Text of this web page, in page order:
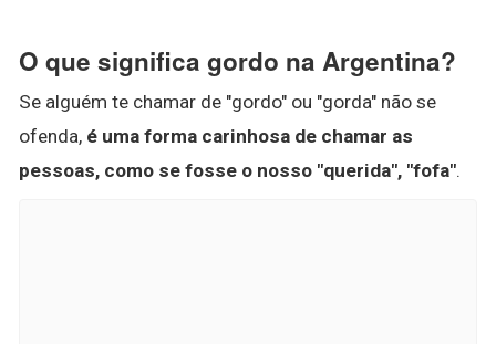
O que significa gordo na Argentina?
Se alguém te chamar de "gordo" ou "gorda" não se
ofenda, é uma forma carinhosa de chamar as
pessoas, como se fosse o nosso "querida", "fofa".